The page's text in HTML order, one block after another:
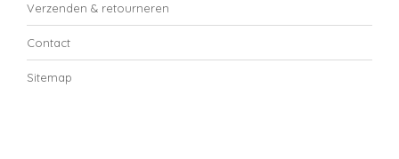
Verzenden & retourneren
Contact
Sitemap